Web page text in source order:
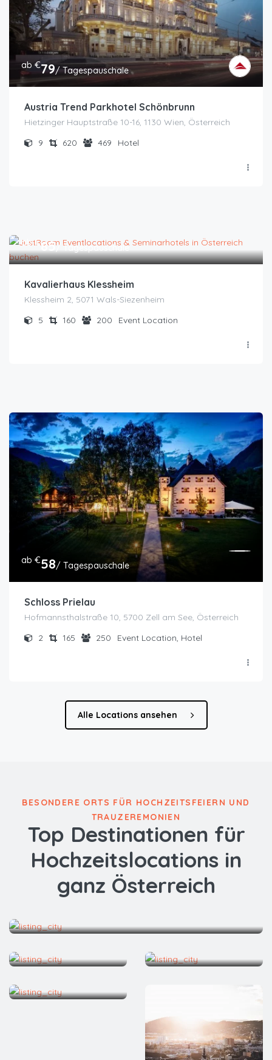
ab €79/ Tagespauschale
Austria Trend Parkhotel Schönbrunn
Hietzinger Hauptstraße 10-16, 1130 Wien, Österreich
9
620 469 Hotel
ab €85/ Tagespauschale
Kavalierhaus Klessheim
Klessheim 2, 5071 Wals-Siezenheim
5
160 200 Event Location
ab €58/ Tagespauschale
Schloss Prielau
Hofmannsthalstraße 10, 5700 Zell am See, Österreich
2
165 250 Event Location, Hotel
Alle Locations ansehen
BESONDERE ORTS FÜR HOCHZEITSFEIERN UND
TRAUZEREMONIEN
Top Destinationen für
Hochzeitslocations in
ganz Österreich